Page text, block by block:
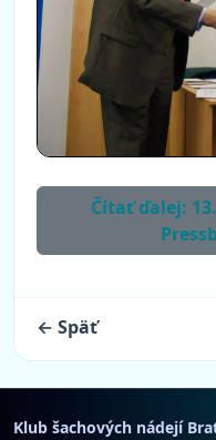
Čítať ďalej:
← Späť
Klub šachových nádejí